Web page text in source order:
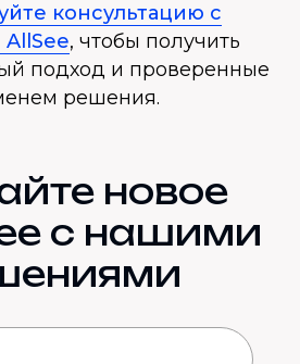
консультацию с
, чтобы получить
подход и проверенные
решения.
новое
с нашими